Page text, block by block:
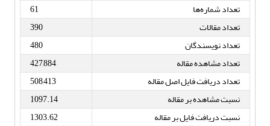
تعداد شماره‌ها
61
تعداد مقالات
390
تعداد نویسندگان
480
تعداد مشاهده مقاله
427,884
تعداد دریافت فایل اصل مقاله
508,413
نسبت مشاهده بر مقاله
1097.14
نسبت دریافت فایل بر مقاله
1303.62